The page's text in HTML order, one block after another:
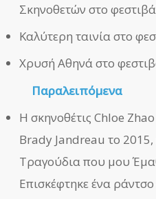
Σκηνοθετών στο
Καλύτερη ταινία στο
Χρυσή Αθηνά στο
Παραλειπόμενα
Η σκηνοθέτις Chloe
Brady Jandreau το
Τραγούδια που μου
Επισκέφτηκε ένα